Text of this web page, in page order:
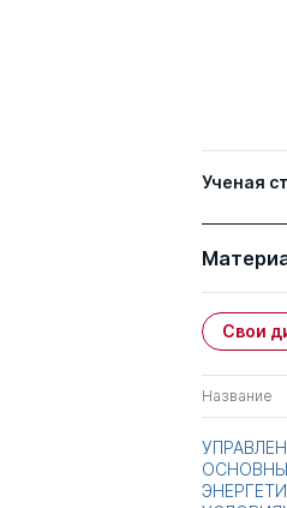
Ученая
Свои
Название